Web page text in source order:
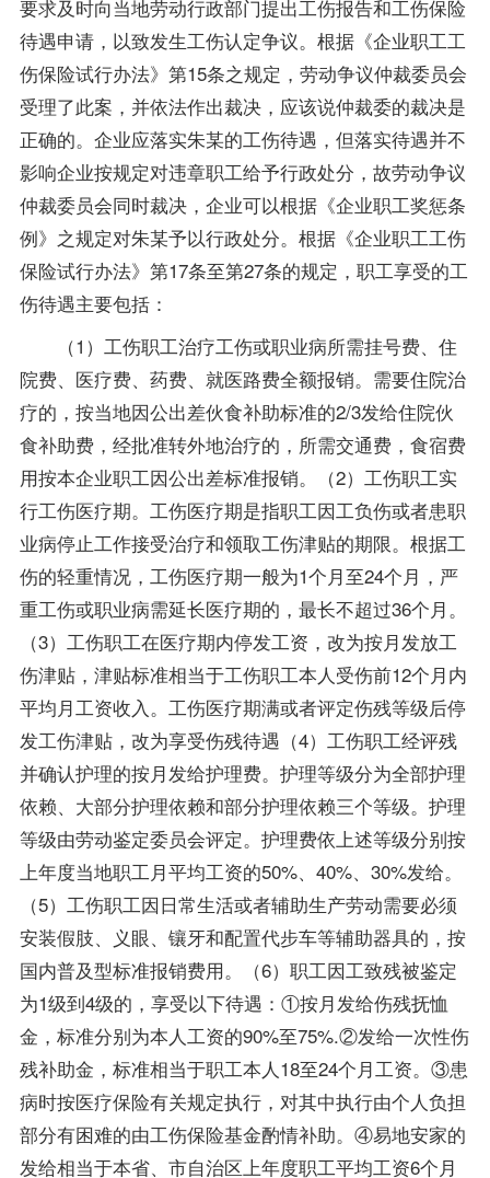
要求及时向当地劳动行政部门提出工伤报告和工伤保险
待遇申请，以致发生工伤认定争议。根据《企业职工工
伤保险试行办法》第15条之规定，劳动争议仲裁委员会
受理了此案，并依法作出裁决，应该说仲裁委的裁决是
正确的。企业应落实朱某的工伤待遇，但落实待遇并不
影响企业按规定对违章职工给予行政处分，故劳动争议
仲裁委员会同时裁决，企业可以根据《企业职工奖惩条
例》之规定对朱某予以行政处分。根据《企业职工工伤
保险试行办法》第17条至第27条的规定，职工享受的工
伤待遇主要包括：
（1）工伤职工治疗工伤或职业病所需挂号费、住
院费、医疗费、药费、就医路费全额报销。需要住院治
疗的，按当地因公出差伙食补助标准的2/3发给住院伙
食补助费，经批准转外地治疗的，所需交通费，食宿费
用按本企业职工因公出差标准报销。（2）工伤职工实
行工伤医疗期。工伤医疗期是指职工因工负伤或者患职
业病停止工作接受治疗和领取工伤津贴的期限。根据工
伤的轻重情况，工伤医疗期一般为1个月至24个月，严
重工伤或职业病需延长医疗期的，最长不超过36个月。
（3）工伤职工在医疗期内停发工资，改为按月发放工
伤津贴，津贴标准相当于工伤职工本人受伤前12个月内
平均月工资收入。工伤医疗期满或者评定伤残等级后停
发工伤津贴，改为享受伤残待遇（4）工伤职工经评残
并确认护理的按月发给护理费。护理等级分为全部护理
依赖、大部分护理依赖和部分护理依赖三个等级。护理
等级由劳动鉴定委员会评定。护理费依上述等级分别按
上年度当地职工月平均工资的50%、40%、30%发给。
（5）工伤职工因日常生活或者辅助生产劳动需要必须
安装假肢、义眼、镶牙和配置代步车等辅助器具的，按
国内普及型标准报销费用。（6）职工因工致残被鉴定
为1级到4级的，享受以下待遇：①按月发给伤残抚恤
金，标准分别为本人工资的90%至75%.②发给一次性伤
残补助金，标准相当于职工本人18至24个月工资。③患
病时按医疗保险有关规定执行，对其中执行由个人负担
部分有困难的由工伤保险基金酌情补助。④易地安家的
发给相当于本省、市自治区上年度职工平均工资6个月